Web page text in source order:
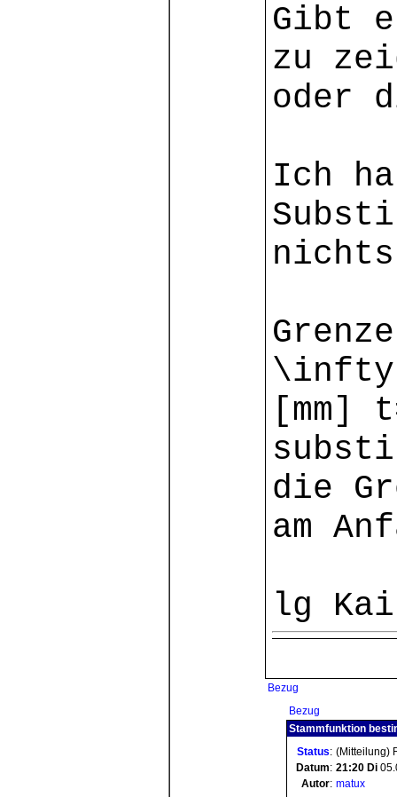
Gibt
zu
oder
Ich
\infty,
[mm]
die
am
lg Kai
Bezug
Bezug
Stammfunktion
Status: (Mitteilung)
Datum: 21:20 Di
Autor: matux